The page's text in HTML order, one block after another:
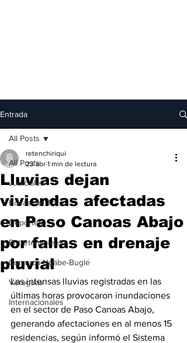
Entrada
All Posts
Judiciales
Bocas del Toro
Deportes
Entretenimiento
Comarca Ngäbe-Buglé
Veraguas
Internacionales
All Posts
Lluvias dejan
viviendas afectadas
en Paso Canoas Abajo
por fallas en drenaje
pluvial
retenchiriqui
23 abr 1 min de lectura
Las intensas lluvias registradas en las
últimas horas provocaron inundaciones
en el sector de Paso Canoas Abajo,
generando afectaciones en al menos 15
residencias, según informó el Sistema